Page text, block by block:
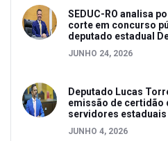
SEDUC-RO analisa
corte em concurso
deputado estadual
JUNHO 24, 2026
Deputado Lucas
emissão de certidão
servidores estaduais
JUNHO 4, 2026